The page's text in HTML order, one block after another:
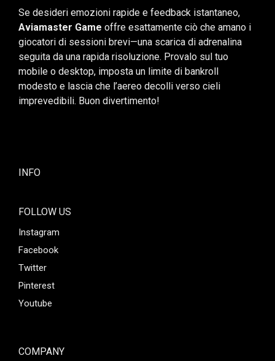
Se desideri emozioni rapide e feedback istantaneo,
Aviamaster Game offre esattamente ciò che amano i
giocatori di sessioni brevi—una scarica di adrenalina
seguita da una rapida risoluzione. Provalo sul tuo
mobile o desktop, imposta un limite di bankroll
modesto e lascia che l’aereo decolli verso cieli
imprevedibili. Buon divertimento!
INFO
FOLLOW US
Instagram
Facebook
Twitter
Pinterest
Youtube
COMPANY